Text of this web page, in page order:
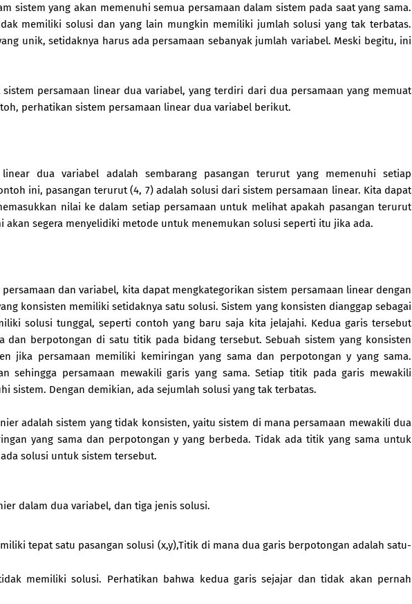
sistem yang akan memenuhi semua persamaan dalam sistem pada saat yang sama.
memiliki solusi dan yang lain mungkin memiliki jumlah solusi yang tak terbatas.
unik, setidaknya harus ada persamaan sebanyak jumlah variabel. Meski begitu, ini
persamaan linear dua variabel, yang terdiri dari dua persamaan yang memuat
perhatikan sistem persamaan linear dua variabel berikut.
linear dua variabel adalah sembarang pasangan terurut yang memenuhi setiap
ini, pasangan terurut (4, 7) adalah solusi dari sistem persamaan linear. Kita dapat
nilai ke dalam setiap persamaan untuk melihat apakah pasangan terurut
akan segera menyelidiki metode untuk menemukan solusi seperti itu jika ada.
dan variabel, kita dapat mengkategorikan sistem persamaan linear dengan
konsisten memiliki setidaknya satu solusi. Sistem yang konsisten dianggap sebagai
solusi tunggal, seperti contoh yang baru saja kita jelajahi. Kedua garis tersebut
dan berpotongan di satu titik pada bidang tersebut. Sebuah sistem yang konsisten
jika persamaan memiliki kemiringan yang sama dan perpotongan y yang sama.
sehingga persamaan mewakili garis yang sama. Setiap titik pada garis mewakili
sistem. Dengan demikian, ada sejumlah solusi yang tak terbatas.
adalah sistem yang tidak konsisten, yaitu sistem di mana persamaan mewakili dua
yang sama dan perpotongan y yang berbeda. Tidak ada titik yang sama untuk
solusi untuk sistem tersebut.
dalam dua variabel, dan tiga jenis solusi.
tepat satu pasangan solusi (x,y),Titik di mana dua garis berpotongan adalah satu-
memiliki solusi. Perhatikan bahwa kedua garis sejajar dan tidak akan pernah